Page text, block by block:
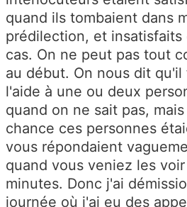
quand ils tombaient dans
prédilection, et insatisfaits
cas. On ne peut pas tout
au début. On nous dit
l'aide à une ou deux
quand on ne sait pas,
chance ces personnes
vous répondaient
quand vous veniez les
minutes. Donc j'ai
journée où j'ai eu des